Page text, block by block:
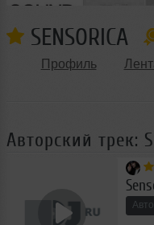
SENSORICA
Профиль
Авторский трек: